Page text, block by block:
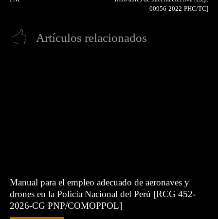
00956-2022-PHC/TC]
Artículos relacionados
Manual para el empleo adecuado de aeronaves y
drones en la Policía Nacional del Perú [RCG 452-
2026-CG PNP/COMOPPOL]